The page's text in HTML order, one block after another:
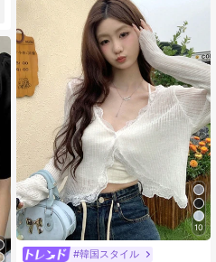
10
#韓国スタイル
#1 ベストセラー